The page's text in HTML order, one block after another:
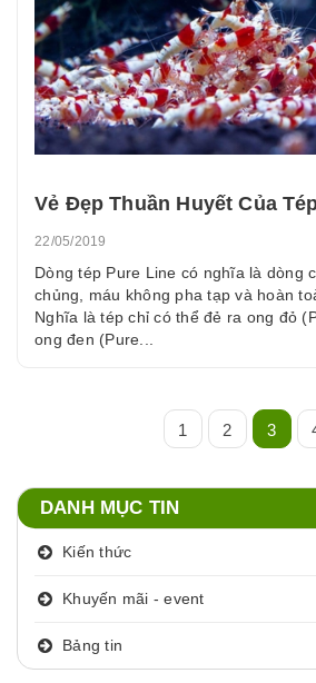
Vẻ Đẹp Thuần Huyết Của
22/05/2019
Dòng tép Pure Line có nghĩa là dòng
chủng, máu không pha tạp và hoàn
Nghĩa là tép chỉ có thể đẻ ra ong đỏ
ong đen (Pure...
1 2 3
DANH MỤC TIN
Kiến thức
Khuyến mãi - event
Bảng tin